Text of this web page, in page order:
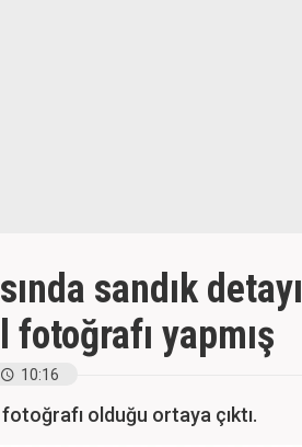
sandık detayı
yapmış
10:16
olduğu ortaya çıktı.